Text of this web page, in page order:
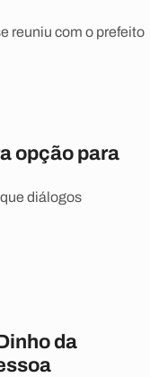
reuniu com o prefeito
opção para
diálogos
da